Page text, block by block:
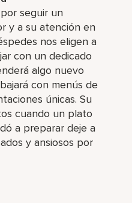
seguir un
y a su atención en
nos eligen a
con un dedicado
algo nuevo
con menús de
únicas. Su
cuando un plato
a preparar deje a
y ansiosos por